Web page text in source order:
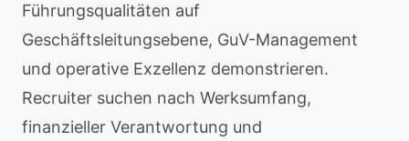
Führungsqualitäten auf
Geschäftsleitungsebene, GuV-Management
und operative Exzellenz demonstrieren.
Recruiter suchen nach Werksumfang,
finanzieller Verantwortung und